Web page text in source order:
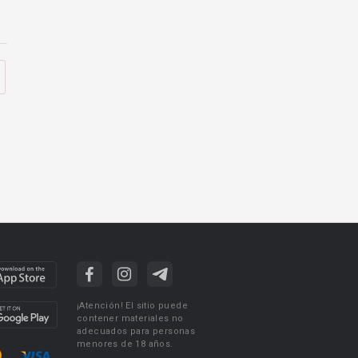
¡Atención! El sitio puede
contener materiales no
adecuados para personas
menores de 18 años.